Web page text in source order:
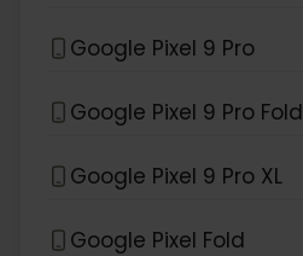
Google Pixel 9 Pro
Google Pixel 9 Pro Fold
Google Pixel 9 Pro XL
Google Pixel Fold